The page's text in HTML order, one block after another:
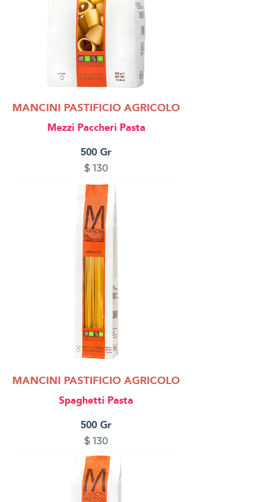
MANCINI PASTIFICIO AGRICOLO
Mezzi Paccheri Pasta
500 Gr
$ 130
MANCINI PASTIFICIO AGRICOLO
Spaghetti Pasta
500 Gr
$ 130